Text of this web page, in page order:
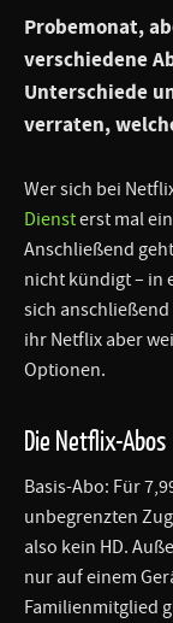
Probemonat,
verschiedene
Unterschiede
verraten,
Wer sich bei
Diensterst mal
Anschließend
nicht kündigt – in
sich
ihr Netflix aber
Optionen.
Die Netflix-Abos
Basis-Abo: Für
unbegrenzten
also kein HD.
nur auf einem
Familienmitglied